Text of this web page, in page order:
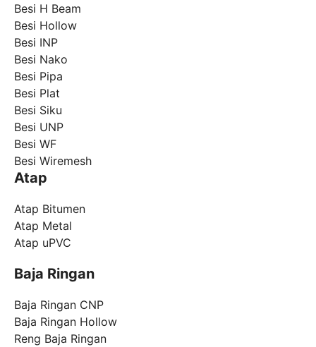
Besi H Beam
Besi Hollow
Besi INP
Besi Nako
Besi Pipa
Besi Plat
Besi Siku
Besi UNP
Besi WF
Besi Wiremesh
Atap
Atap Bitumen
Atap Metal
Atap uPVC
Baja Ringan
Baja Ringan CNP
Baja Ringan Hollow
Reng Baja Ringan